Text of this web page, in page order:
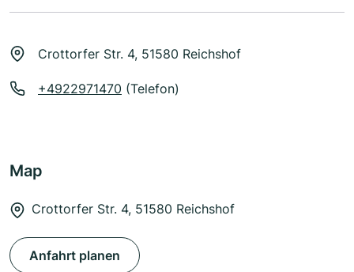
Crottorfer Str. 4, 51580 Reichshof
+4922971470 (Telefon)
Map
Crottorfer Str. 4, 51580 Reichshof
Anfahrt planen